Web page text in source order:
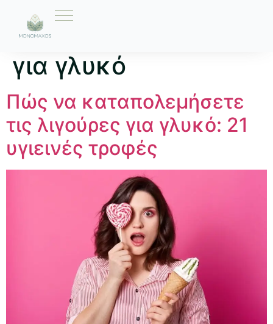
Ετικέτα:
για γλυκό
Πώς να καταπολεμήσετε
τις λιγούρες για γλυκό: 21
υγιεινές τροφές